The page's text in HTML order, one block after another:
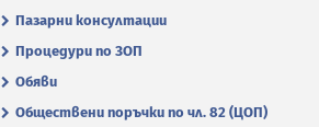
Пазарни консултации
Процедури по ЗОП
Обяви
Обществени поръчки по чл. 82 (ЦОП)